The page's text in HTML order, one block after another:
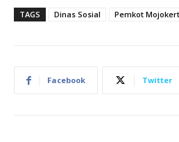
TAGS Dinas Sosial Pemkot
Facebook Twitter